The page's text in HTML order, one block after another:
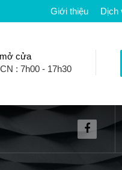
Giới thiệu Dịch
cửa
: 7h00 - 17h30